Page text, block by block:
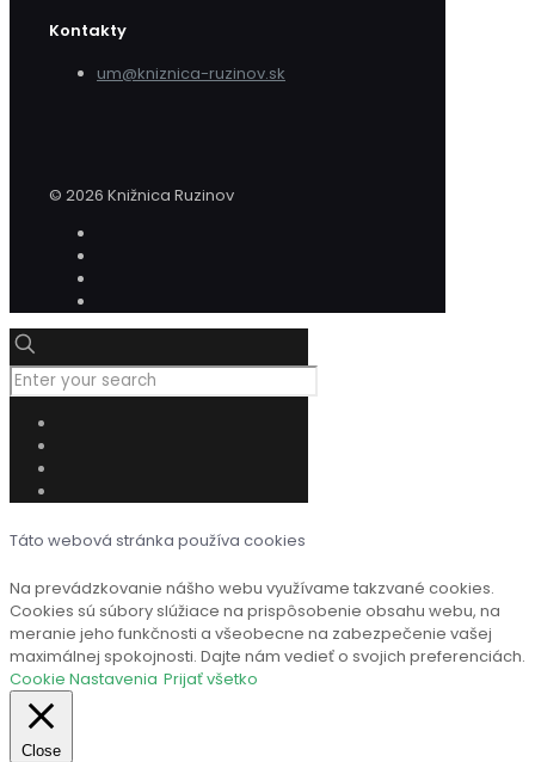
Kontakty
um@kniznica-ruzinov.sk
© 2026 Knižnica Ruzinov
Táto webová stránka používa cookies
Na prevádzkovanie nášho webu využívame takzvané cookies.
Cookies sú súbory slúžiace na prispôsobenie obsahu webu, na
meranie jeho funkčnosti a všeobecne na zabezpečenie vašej
maximálnej spokojnosti. Dajte nám vedieť o svojich preferenciách.
Cookie Nastavenia Prijať všetko
Close